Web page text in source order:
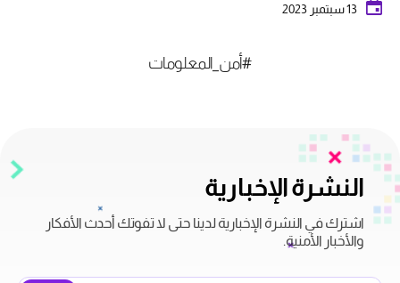
13 سبتمبر 2023
#أمن_المعلومات
النشرة الإخبارية
اشترك في النشرة الإخبارية لدينا حتى لا تفوتك أحدث الأفكار
والأخبار الأمنية.